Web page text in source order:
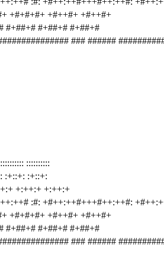
+#+#+#+ +#++#+ +#++#+
#+##+# #+##+# #+##+#
### ######
::::::::::
:+::+: :+::+:
+:++:+ +:++:+
:#: +#++:++#+++#++:++#:
+#+#+#+ +#++#+ +#++#+
#+##+# #+##+# #+##+#
### ######